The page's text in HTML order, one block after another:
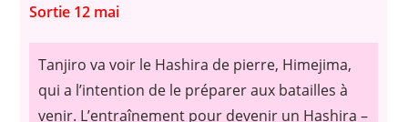
Sortie 12 mai
Tanjiro va voir le Hashira de pierre, Himejima,
qui a l’intention de le préparer aux batailles à
venir. L’entraînement pour devenir un Hashira –